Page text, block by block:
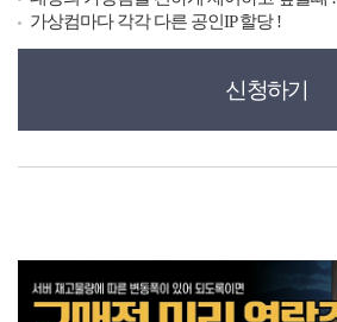
가상컴마다 각각 다른 공인IP 할당 !
신청하기